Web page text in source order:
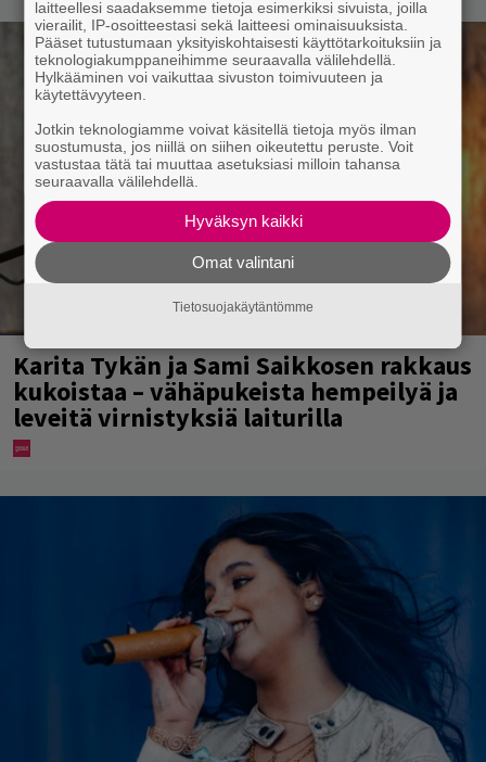
Karita Tykän ja Sami Saikkosen rakkaus
kukoistaa – vähäpukeista hempeilyä ja
leveitä virnistyksiä laiturilla
laitteellesi saadaksemme tietoja esimerkiksi sivuista, joilla
vierailit, IP-osoitteestasi sekä laitteesi ominaisuuksista.
Pääset tutustumaan yksityiskohtaisesti käyttötarkoituksiin ja
teknologiakumppaneihimme seuraavalla välilehdellä.
Hylkääminen voi vaikuttaa sivuston toimivuuteen ja
käytettävyyteen.
Jotkin teknologiamme voivat käsitellä tietoja myös ilman
suostumusta, jos niillä on siihen oikeutettu peruste. Voit
vastustaa tätä tai muuttaa asetuksiasi milloin tahansa
seuraavalla välilehdellä.
Hyväksyn kaikki
Omat valintani
Tietosuojakäytäntömme